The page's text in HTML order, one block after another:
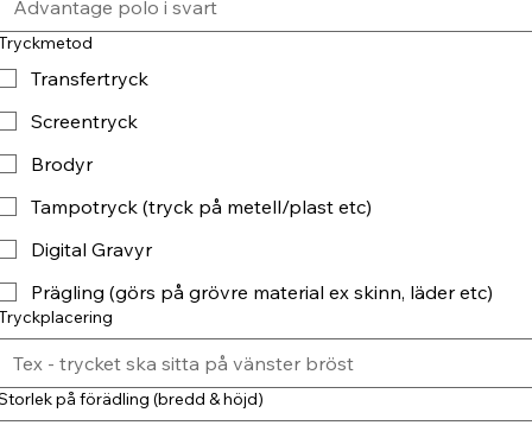
Transfertryck
Screentryck
Brodyr
Tampotryck (tryck på metell/plast etc)
Digital Gravyr
Prägling (görs på grövre material ex skinn, läder etc)
på förädling (bredd & höjd)